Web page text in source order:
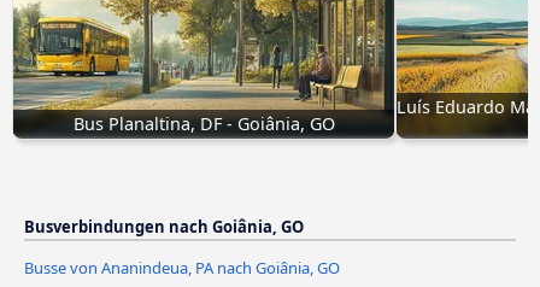
Bus Planaltina, DF - Goiânia, GO
Luís Eduardo
Busverbindungen nach Goiânia, GO
Busse von Ananindeua, PA nach Goiânia, GO